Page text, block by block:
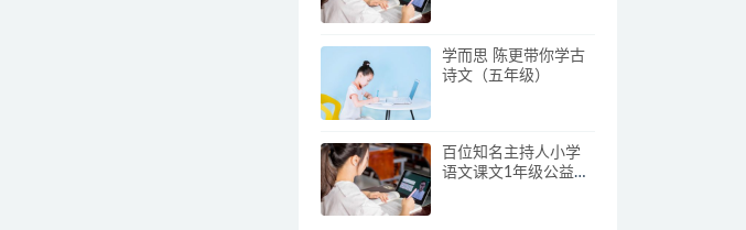
学而思 陈更带你学古
诗文（五年级）
百位知名主持人小学
语文课文1年级公益朗